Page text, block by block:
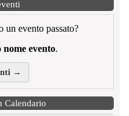
un evento passato?
nome evento.
→
Calendario